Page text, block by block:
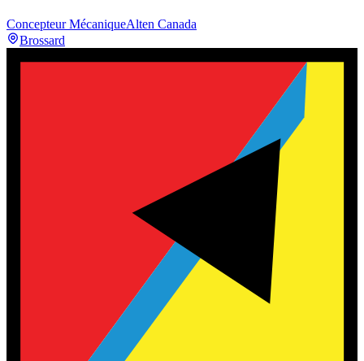
Concepteur MécaniqueAlten Canada
Brossard